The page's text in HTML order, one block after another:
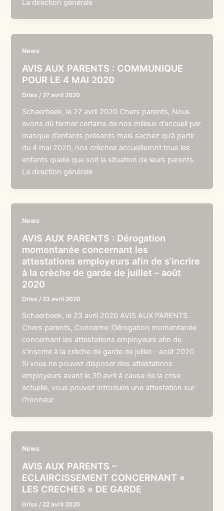
La direction générale
News
AVIS AUX PARENTS : COMMUNIQUE
POUR LE 4 MAI 2020
Driss / 27 avril 2020
Schaerbeek, le 27 avril 2020 Chers parents, Nous
avons dû fermer certains de nos milieux d’accueil par
manque d’enfants présents mais sachez qu’à partir
du 4 mai 2020, nos crèches accueilleront tous les
enfants quelle que soit la situation de leurs parents.
La direction générale
News
AVIS AUX PARENTS : Dérogation
momentanée concernant les
attestations employeurs afin de s’incrire
à la crèche de garde de juillet – août
2020
Driss / 23 avril 2020
Schaerbeek, le 23 avril 2020 AVIS AUX PARENTS
Chers parents, Concerne :Dérogation momentanée
concernant les attestations employeurs afin de
s’inscrire à la crèche de garde de juillet – août 2020
Si vous ne pouvez disposer des attestations
employeurs avant le 30 avril à cause de la crise
actuelle, vous pouvez introduire une attestation sur
l’honneur
News
AVIS AUX PARENTS –
ECLAIRCISSEMENT CONCERNANT «
LES CRECHES » DE GARDE
Driss / 22 avril 2020